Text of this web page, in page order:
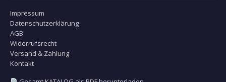
Impressum
Datenschutzerklärung
AGB
Widerrufsrecht
Versand & Zahlung
Kontakt